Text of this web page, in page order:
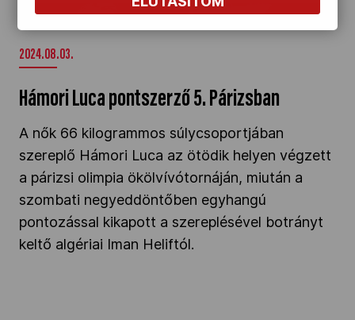
Hámori Luca pontszerző 5. Párizsban" />
2024.08.03.
Hámori Luca pontszerző 5. Párizsban
A nők 66 kilogrammos súlycsoportjában
szereplő Hámori Luca az ötödik helyen végzett
a párizsi olimpia ökölvívótornáján, miután a
szombati negyeddöntőben egyhangú
pontozással kikapott a szereplésével botrányt
keltő algériai Iman Heliftól.